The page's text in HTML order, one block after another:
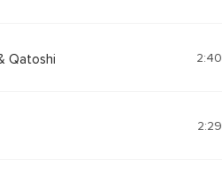
Qatoshi 2:40
2:29